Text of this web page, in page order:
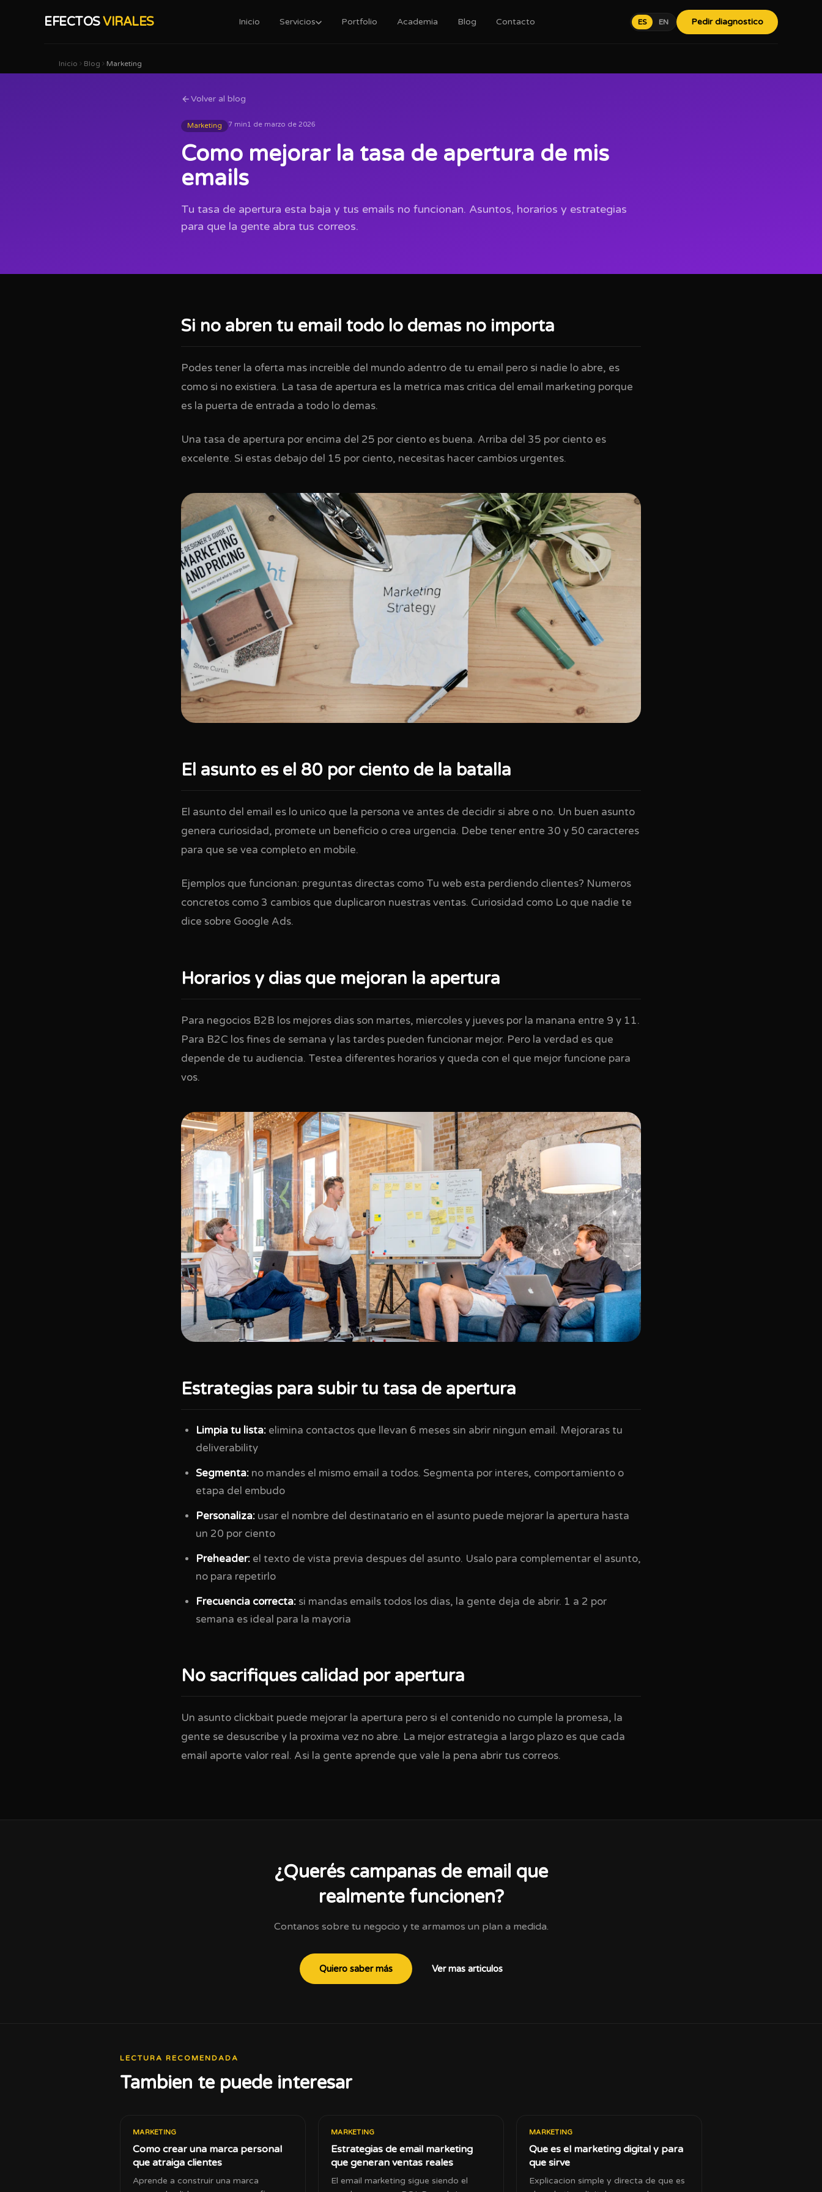
EFECTOSVIRALES Inicio Servicios Portfolio Academia Blog Contacto ES EN Pedir diagnostico
Inicio Blog Marketing
Volver al blog
Marketing 7 min1 de marzo de 2026
Como mejorar la tasa de apertura de mis
emails
Tu tasa de apertura esta baja y tus emails no funcionan. Asuntos, horarios y estrategias
para que la gente abra tus correos.
Si no abren tu email todo lo demas no importa
Podes tener la oferta mas increible del mundo adentro de tu email pero si nadie lo abre, es
como si no existiera. La tasa de apertura es la metrica mas critica del email marketing porque
es la puerta de entrada a todo lo demas.
Una tasa de apertura por encima del 25 por ciento es buena. Arriba del 35 por ciento es
excelente. Si estas debajo del 15 por ciento, necesitas hacer cambios urgentes.
El asunto es el 80 por ciento de la batalla
El asunto del email es lo unico que la persona ve antes de decidir si abre o no. Un buen asunto
genera curiosidad, promete un beneficio o crea urgencia. Debe tener entre 30 y 50 caracteres
para que se vea completo en mobile.
Ejemplos que funcionan: preguntas directas como Tu web esta perdiendo clientes? Numeros
concretos como 3 cambios que duplicaron nuestras ventas. Curiosidad como Lo que nadie te
dice sobre Google Ads.
Horarios y dias que mejoran la apertura
Para negocios B2B los mejores dias son martes, miercoles y jueves por la manana entre 9 y 11.
Para B2C los fines de semana y las tardes pueden funcionar mejor. Pero la verdad es que
depende de tu audiencia. Testea diferentes horarios y queda con el que mejor funcione para
vos.
Estrategias para subir tu tasa de apertura
Limpia tu lista: elimina contactos que llevan 6 meses sin abrir ningun email. Mejoraras tu
deliverability
Segmenta: no mandes el mismo email a todos. Segmenta por interes, comportamiento o
etapa del embudo
Personaliza: usar el nombre del destinatario en el asunto puede mejorar la apertura hasta
un 20 por ciento
Preheader: el texto de vista previa despues del asunto. Usalo para complementar el asunto,
no para repetirlo
Frecuencia correcta: si mandas emails todos los dias, la gente deja de abrir. 1 a 2 por
semana es ideal para la mayoria
No sacrifiques calidad por apertura
Un asunto clickbait puede mejorar la apertura pero si el contenido no cumple la promesa, la
gente se desuscribe y la proxima vez no abre. La mejor estrategia a largo plazo es que cada
email aporte valor real. Asi la gente aprende que vale la pena abrir tus correos.
¿Querés campanas de email que
realmente funcionen?
Contanos sobre tu negocio y te armamos un plan a medida.
Quiero saber más Ver mas articulos
LECTURA RECOMENDADA
Tambien te puede interesar
MARKETING
Como crear una marca personal
que atraiga clientes
Aprende a construir una marca
MARKETING
Estrategias de email marketing
que generan ventas reales
El email marketing sigue siendo el
MARKETING
Que es el marketing digital y para
que sirve
Explicacion simple y directa de que es